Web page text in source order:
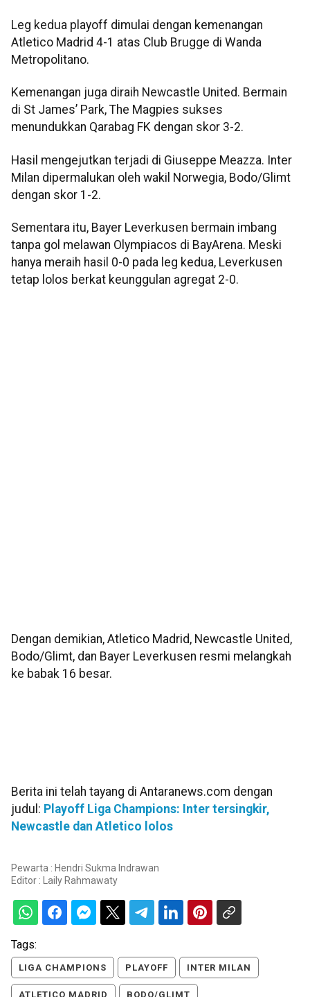
Leg kedua playoff dimulai dengan kemenangan
Atletico Madrid 4-1 atas Club Brugge di Wanda
Metropolitano.
Kemenangan juga diraih Newcastle United. Bermain
di St James’ Park, The Magpies sukses
menundukkan Qarabag FK dengan skor 3-2.
Hasil mengejutkan terjadi di Giuseppe Meazza. Inter
Milan dipermalukan oleh wakil Norwegia, Bodo/Glimt
dengan skor 1-2.
Sementara itu, Bayer Leverkusen bermain imbang
tanpa gol melawan Olympiacos di BayArena. Meski
hanya meraih hasil 0-0 pada leg kedua, Leverkusen
tetap lolos berkat keunggulan agregat 2-0.
Dengan demikian, Atletico Madrid, Newcastle United,
Bodo/Glimt, dan Bayer Leverkusen resmi melangkah
ke babak 16 besar.
Berita ini telah tayang di Antaranews.com dengan
judul: Playoff Liga Champions: Inter tersingkir,
Newcastle dan Atletico lolos
Pewarta : Hendri Sukma Indrawan
Editor : Laily Rahmawaty
Tags:
LIGA CHAMPIONS PLAYOFF INTER MILAN
ATLETICO MADRID BODO/GLIMT